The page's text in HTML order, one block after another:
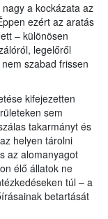
a kockázata az
ezért az aratás
– különösen
legelőről
szabad frissen
kifejezetten
sem
takarmányt és
helyen tárolni
az alomanyagot
élő állatok ne
túl – a
betartását